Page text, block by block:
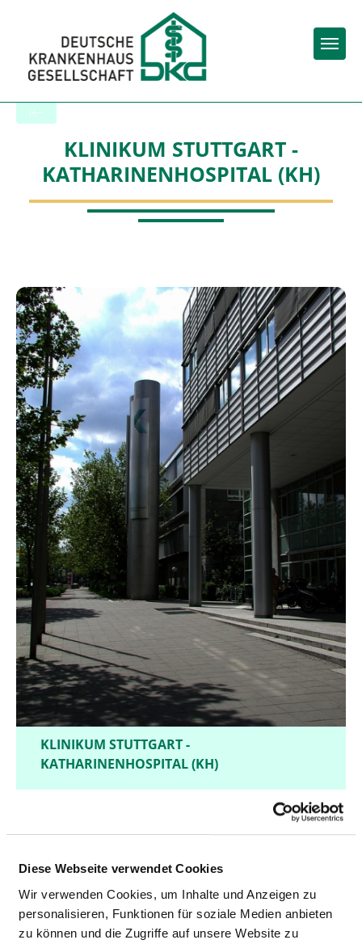
Diese Webseite verwendet Cookies
Wir verwenden Cookies, um Inhalte und Anzeigen zu
personalisieren, Funktionen für soziale Medien anbieten
zu können und die Zugriffe auf unsere Website zu
KLINIKUM STUTTGART -
KATHARINENHOSPITAL (KH)
KLINIKUM STUTTGART -
KATHARINENHOSPITAL (KH)